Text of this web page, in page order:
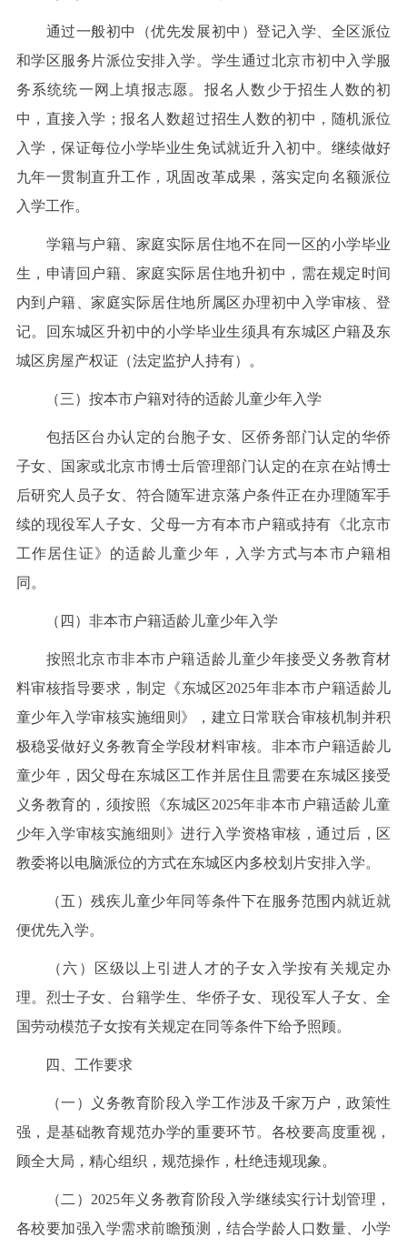
通过一般初中（优先发展初中）登记入学、全区派位
和学区服务片派位安排入学。学生通过北京市初中入学服
务系统统一网上填报志愿。报名人数少于招生人数的初
中，直接入学；报名人数超过招生人数的初中，随机派位
入学，保证每位小学毕业生免试就近升入初中。继续做好
九年一贯制直升工作，巩固改革成果，落实定向名额派位
入学工作。
学籍与户籍、家庭实际居住地不在同一区的小学毕业
生，申请回户籍、家庭实际居住地升初中，需在规定时间
内到户籍、家庭实际居住地所属区办理初中入学审核、登
记。回东城区升初中的小学毕业生须具有东城区户籍及东
城区房屋产权证（法定监护人持有）。
（三）按本市户籍对待的适龄儿童少年入学
包括区台办认定的台胞子女、区侨务部门认定的华侨
子女、国家或北京市博士后管理部门认定的在京在站博士
后研究人员子女、符合随军进京落户条件正在办理随军手
续的现役军人子女、父母一方有本市户籍或持有《北京市
工作居住证》的适龄儿童少年，入学方式与本市户籍相
同。
（四）非本市户籍适龄儿童少年入学
按照北京市非本市户籍适龄儿童少年接受义务教育材
料审核指导要求，制定《东城区2025年非本市户籍适龄儿
童少年入学审核实施细则》，建立日常联合审核机制并积
极稳妥做好义务教育全学段材料审核。非本市户籍适龄儿
童少年，因父母在东城区工作并居住且需要在东城区接受
义务教育的，须按照《东城区2025年非本市户籍适龄儿童
少年入学审核实施细则》进行入学资格审核，通过后，区
教委将以电脑派位的方式在东城区内多校划片安排入学。
（五）残疾儿童少年同等条件下在服务范围内就近就
便优先入学。
（六）区级以上引进人才的子女入学按有关规定办
理。烈士子女、台籍学生、华侨子女、现役军人子女、全
国劳动模范子女按有关规定在同等条件下给予照顾。
四、工作要求
（一）义务教育阶段入学工作涉及千家万户，政策性
强，是基础教育规范办学的重要环节。各校要高度重视，
顾全大局，精心组织，规范操作，杜绝违规现象。
（二）2025年义务教育阶段入学继续实行计划管理，
各校要加强入学需求前瞻预测，结合学龄人口数量、小学